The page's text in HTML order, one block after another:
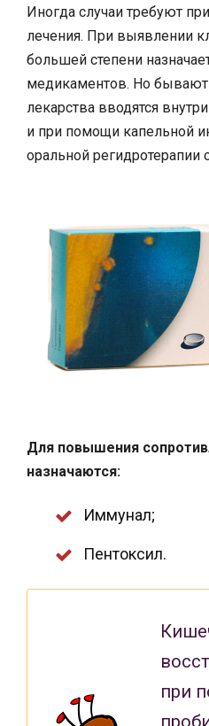
Иногда случаи требуют
лечения. При выявлении
большей степени
медикаментов. Но бывают
лекарства вводятся
и при помощи капельной
оральной регидротерапии
Для повышения
назначаются:
Иммунал;
Пентоксил.
при